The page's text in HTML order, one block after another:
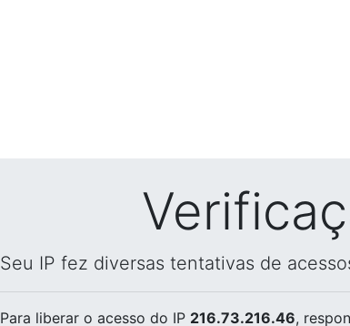
Seu IP fez diversas tentativas de
Para liberar o acesso do IP 216.73.216.46,